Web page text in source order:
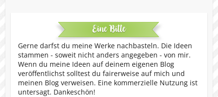
Eine Bitte
Gerne darfst du meine Werke nachbasteln. Die Ideen
stammen - soweit nicht anders angegeben - von mir.
Wenn du meine Ideen auf deinem eigenen Blog
veröffentlichst solltest du fairerweise auf mich und
meinen Blog verweisen. Eine kommerzielle Nutzung ist
untersagt. Dankeschön!